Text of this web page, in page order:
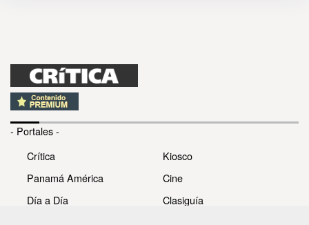
- Portales -
Crítica
Panamá América
Día a Día
Kiosco
Cine
Clasiguía